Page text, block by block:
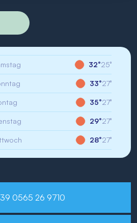
32°25°
33°27°
35°27°
29°27°
28°27°
0565 26 9710